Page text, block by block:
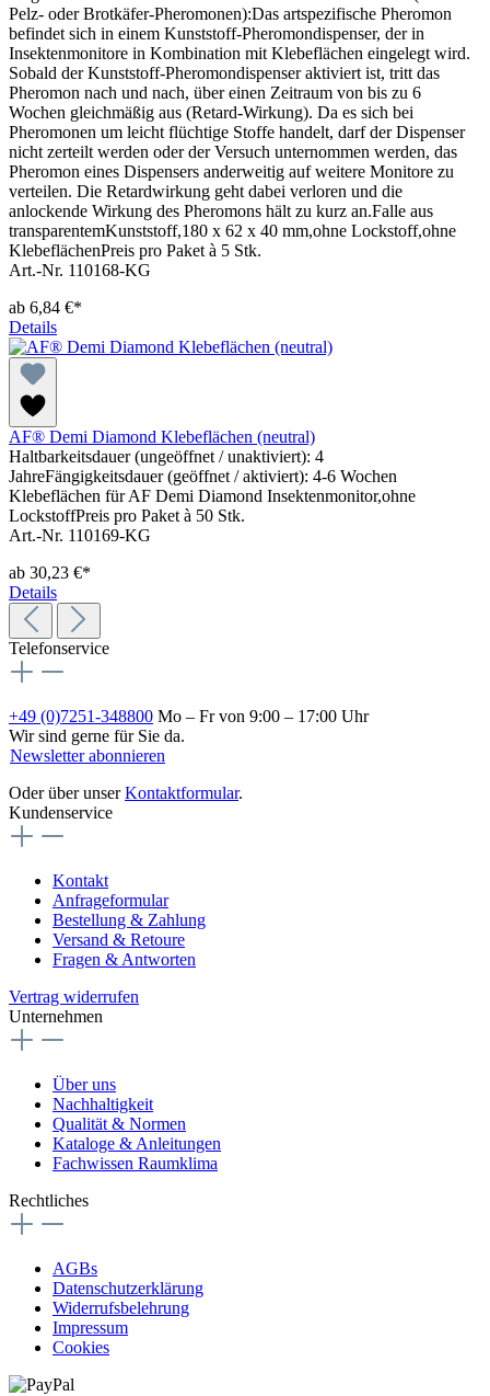
Pelz- oder Brotkäfer-Pheromonen):Das artspezifische Pheromon
befindet sich in einem Kunststoff-Pheromondispenser, der in
Insektenmonitore in Kombination mit Klebeflächen eingelegt wird.
Sobald der Kunststoff-Pheromondispenser aktiviert ist, tritt das
Pheromon nach und nach, über einen Zeitraum von bis zu 6
Wochen gleichmäßig aus (Retard-Wirkung). Da es sich bei
Pheromonen um leicht flüchtige Stoffe handelt, darf der Dispenser
nicht zerteilt werden oder der Versuch unternommen werden, das
Pheromon eines Dispensers anderweitig auf weitere Monitore zu
verteilen. Die Retardwirkung geht dabei verloren und die
anlockende Wirkung des Pheromons hält zu kurz an.Falle aus
transparentemKunststoff,180 x 62 x 40 mm,ohne Lockstoff,ohne
KlebeflächenPreis pro Paket à 5 Stk.
Art.-Nr. 110168-KG
ab 6,84 €*
Details
AF® Demi Diamond Klebeflächen (neutral)
Haltbarkeitsdauer (ungeöffnet / unaktiviert): 4
JahreFängigkeitsdauer (geöffnet / aktiviert): 4-6 Wochen
Klebeflächen für AF Demi Diamond Insektenmonitor,ohne
LockstoffPreis pro Paket à 50 Stk.
Art.-Nr. 110169-KG
ab 30,23 €*
Details
Telefonservice
+49 (0)7251-348800 Mo – Fr von 9:00 – 17:00 Uhr
Wir sind gerne für Sie da.
Newsletter abonnieren
Oder über unserKontaktformular.
Kundenservice
Kontakt
Anfrageformular
Bestellung & Zahlung
Versand & Retoure
Fragen & Antworten
Vertrag widerrufen
Unternehmen
Über uns
Nachhaltigkeit
Qualität & Normen
Kataloge & Anleitungen
Fachwissen Raumklima
Rechtliches
AGBs
Datenschutzerklärung
Widerrufsbelehrung
Impressum
Cookies